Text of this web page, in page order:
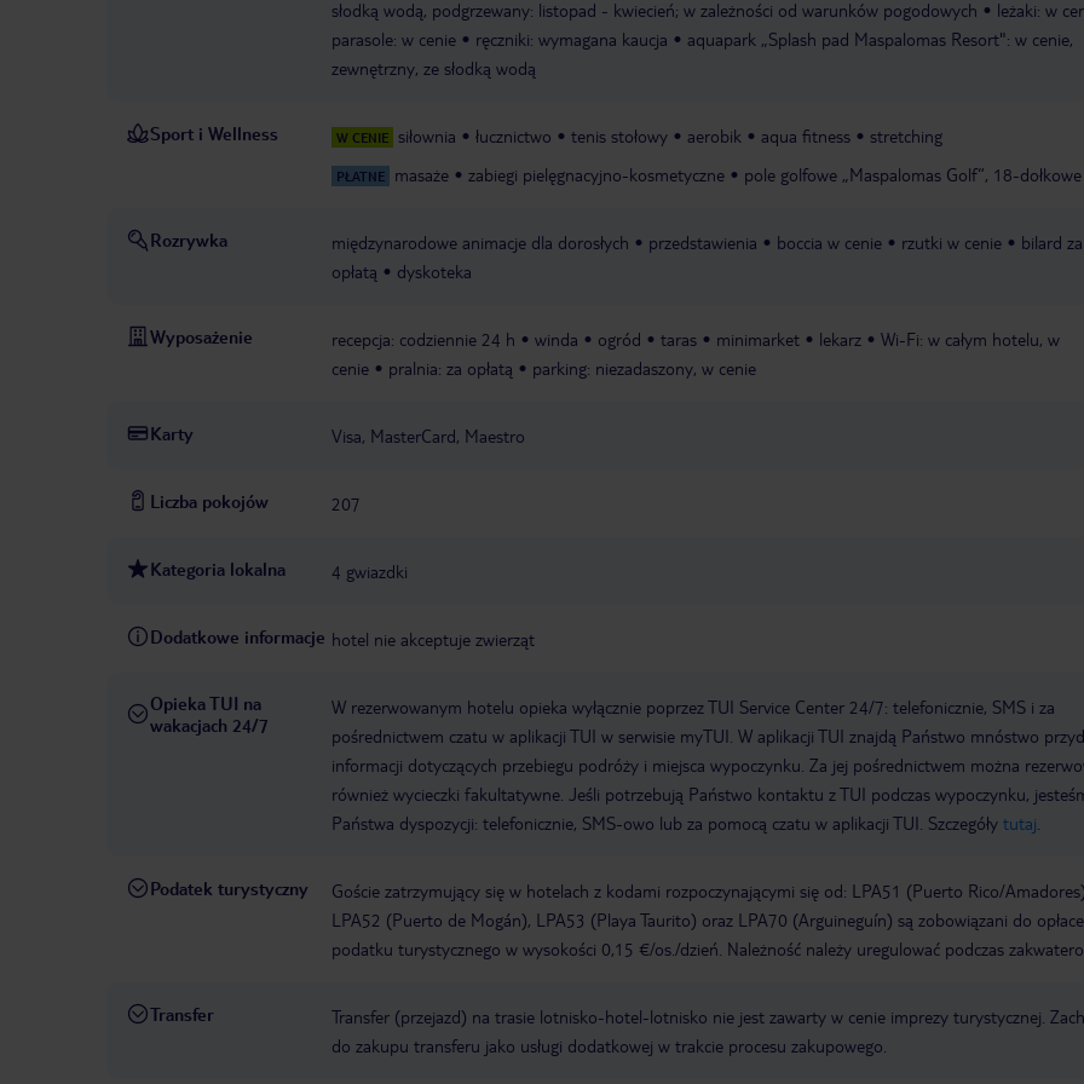
słodką wodą, podgrzewany: listopad - kwiecień; w zależności od warunków pogodowych
leżaki: w
parasole: w cenie
ręczniki: wymagana kaucja
aquapark „Splash pad Maspalomas Resort": w cenie,
zewnętrzny, ze słodką wodą
Sport i Wellness W CENIE siłownia łucznictwo tenis stołowy aerobik aqua fitness stretching
PŁATNE masaże zabiegi pielęgnacyjno-kosmetyczne pole golfowe „Maspalomas Golf“, 18-dołkowe
Rozrywka międzynarodowe animacje dla dorosłych przedstawienia boccia w cenie rzutki w cenie
bilard za
opłatą
dyskoteka
Wyposażenie recepcja: codziennie 24 h winda ogród taras minimarket lekarz
Wi-Fi: w całym hotelu, w
cenie
pralnia: za opłatą parking: niezadaszony, w cenie
Karty Visa, MasterCard, Maestro
Liczba pokojów 207
Kategoria lokalna 4 gwiazdki
Dodatkowe informacje hotel nie akceptuje zwierząt
Opieka TUI na
wakacjach 24/7
W rezerwowanym hotelu opieka wyłącznie poprzez TUI Service Center 24/7: telefonicznie, SMS i za
pośrednictwem czatu w aplikacji TUI w serwisie myTUI. W aplikacji TUI znajdą Państwo mnóstwo
informacji dotyczących przebiegu podróży i miejsca wypoczynku. Za jej pośrednictwem można
również wycieczki fakultatywne. Jeśli potrzebują Państwo kontaktu z TUI podczas wypoczynku,
Państwa dyspozycji: telefonicznie, SMS-owo lub za pomocą czatu w aplikacji TUI. Szczegóły tutaj
Podatek turystyczny
Goście zatrzymujący się w hotelach z kodami rozpoczynającymi się od: LPA51 (Puerto Rico/
LPA52 (Puerto de Mogán), LPA53 (Playa Taurito) oraz LPA70 (Arguineguín) są zobowiązani do
podatku turystycznego w wysokości 0,15 €/os./dzień. Należność należy uregulować podczas
Transfer
Transfer (przejazd) na trasie lotnisko-hotel-lotnisko nie jest zawarty w cenie imprezy turystycznej.
do zakupu transferu jako usługi dodatkowej w trakcie procesu zakupowego.